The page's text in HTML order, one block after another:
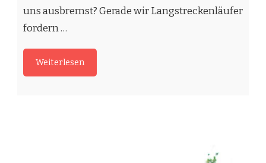
fordern …